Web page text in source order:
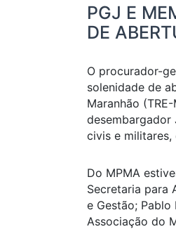
PGJ E
DE
O procurador-
solenidade de
Maranhão
desembargador
civis e militares,
Do MPMA
Secretaria para
e Gestão;
Associação do